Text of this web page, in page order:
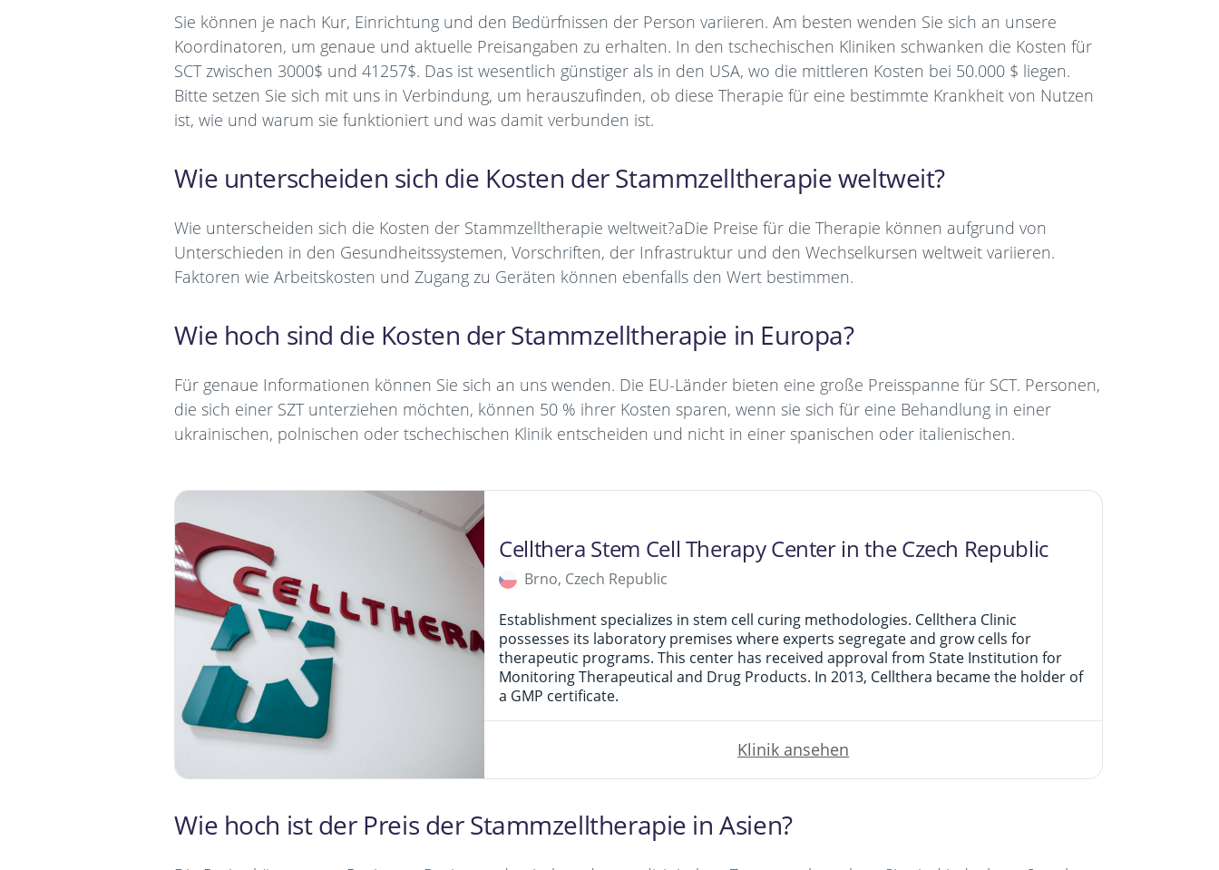
Sie können je nach Kur, Einrichtung und den Bedürfnissen der Person variieren. Am besten wenden Sie sich an unsere
Koordinatoren, um genaue und aktuelle Preisangaben zu erhalten. In den tschechischen Kliniken schwanken die Kosten für
SCT zwischen 3000$ und 41257$. Das ist wesentlich günstiger als in den USA, wo die mittleren Kosten bei 50.000 $ liegen.
Bitte setzen Sie sich mit uns in Verbindung, um herauszufinden, ob diese Therapie für eine bestimmte Krankheit von Nutzen
ist, wie und warum sie funktioniert und was damit verbunden ist.
Wie unterscheiden sich die Kosten der Stammzelltherapie weltweit?
Wie unterscheiden sich die Kosten der Stammzelltherapie weltweit?aDie Preise für die Therapie können aufgrund von
Unterschieden in den Gesundheitssystemen, Vorschriften, der Infrastruktur und den Wechselkursen weltweit variieren.
Faktoren wie Arbeitskosten und Zugang zu Geräten können ebenfalls den Wert bestimmen.
Wie hoch sind die Kosten der Stammzelltherapie in Europa?
Für genaue Informationen können Sie sich an uns wenden. Die EU-Länder bieten eine große Preisspanne für SCT. Personen,
die sich einer SZT unterziehen möchten, können 50 % ihrer Kosten sparen, wenn sie sich für eine Behandlung in einer
ukrainischen, polnischen oder tschechischen Klinik entscheiden und nicht in einer spanischen oder italienischen.
Cellthera Stem Cell Therapy Center in the Czech Republic
Brno, Czech Republic
Establishment specializes in stem cell curing methodologies. Cellthera Clinic
possesses its laboratory premises where experts segregate and grow cells for
therapeutic programs. This center has received approval from State Institution for
Monitoring Therapeutical and Drug Products. In 2013, Cellthera became the holder of
a GMP certificate.
Klinik ansehen
Wie hoch ist der Preis der Stammzelltherapie in Asien?